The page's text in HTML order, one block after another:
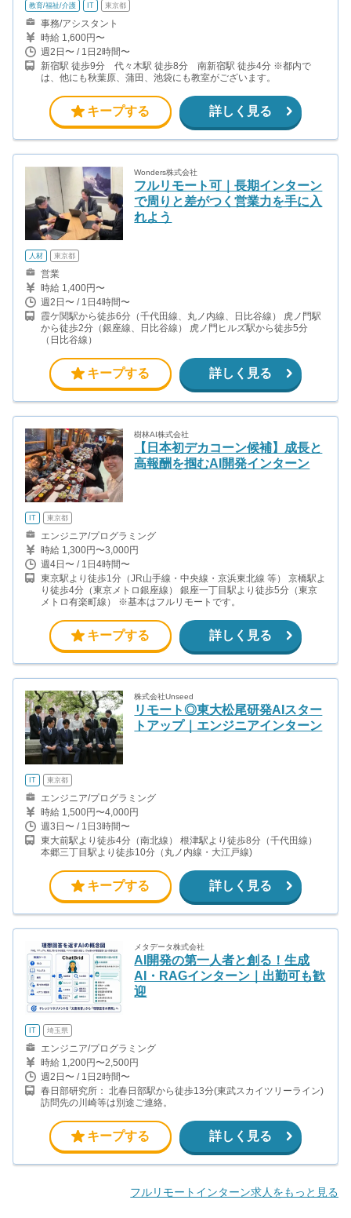
教育/福祉/介護 IT 東京都
事務/アシスタント
時給 1,600円〜
週2日〜 / 1日2時間〜
新宿駅 徒歩9分 代々木駅 徒歩8分 南新宿駅 徒歩4分 ※都内で
は、他にも秋葉原、蒲田、池袋にも教室がございます。
キープする 詳しく見る
Wonders株式会社
フルリモート可｜長期インターン
で周りと差がつく営業力を手に入
れよう
人材 東京都
営業
時給 1,400円〜
週2日〜 / 1日4時間〜
霞ケ関駅から徒歩6分（千代田線、丸ノ内線、日比谷線） 虎ノ門駅
から徒歩2分（銀座線、日比谷線） 虎ノ門ヒルズ駅から徒歩5分
（日比谷線）
キープする 詳しく見る
樹林AI株式会社
【日本初デカコーン候補】成長と
高報酬を掴むAI開発インターン
IT 東京都
エンジニア/プログラミング
時給 1,300円〜3,000円
週4日〜 / 1日4時間〜
東京駅より徒歩1分（JR山手線・中央線・京浜東北線 等） 京橋駅よ
り徒歩4分（東京メトロ銀座線） 銀座一丁目駅より徒歩5分（東京
メトロ有楽町線） ※基本はフルリモートです。
キープする 詳しく見る
株式会社Unseed
リモート◎東大松尾研発AIスター
トアップ｜エンジニアインターン
IT 東京都
エンジニア/プログラミング
時給 1,500円〜4,000円
週3日〜 / 1日3時間〜
東大前駅より徒歩4分（南北線） 根津駅より徒歩8分（千代田線）
本郷三丁目駅より徒歩10分（丸ノ内線・大江戸線)
キープする 詳しく見る
メタデータ株式会社
AI開発の第一人者と創る！生成
AI・RAGインターン｜出勤可も歓
迎
IT 埼玉県
エンジニア/プログラミング
時給 1,200円〜2,500円
週2日〜 / 1日2時間〜
春日部研究所： 北春日部駅から徒歩13分(東武スカイツリーライン)
訪問先の川崎等は別途ご連絡。
キープする 詳しく見る
フルリモートインターン求人をもっと見る